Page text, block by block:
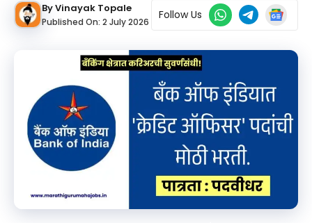
ByVinayak Topale
Published On: 2 July 2026
Follow Us